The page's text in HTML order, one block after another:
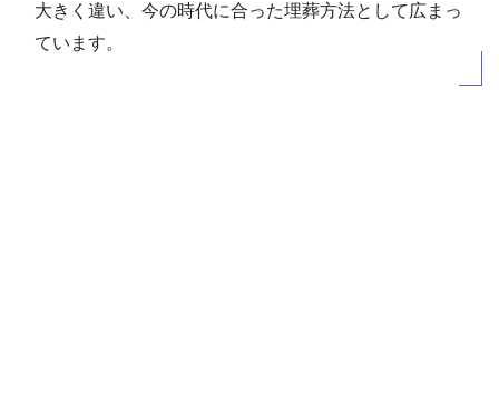
大きく違い、今の時代に合った埋葬方法として広まっ
ています。